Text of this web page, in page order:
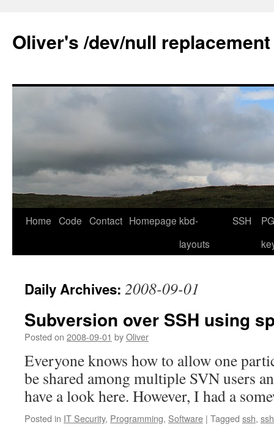
content
Oliver's /dev/null replacement
Home Code Contact Homepage kbd-
layouts
SSH
Daily Archives: 2008-09-01
Subversion over SSH using
Posted on 2008-09-01 byOliver
Everyone knows how to allow one
be shared among multiple SVN users
have a look here. However, I had a
Posted in IT Security, Programming, Software | Tagged ssh,